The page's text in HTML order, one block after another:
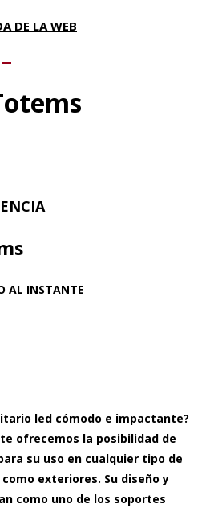
DE LA WEB
AL INSTANTE
led cómodo e impactante?
te ofrecemos la posibilidad de
su uso en cualquier tipo de
exteriores. Su diseño y
como uno de los soportes